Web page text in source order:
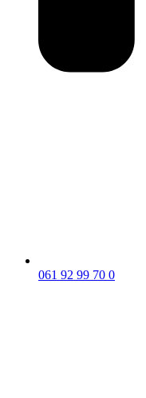
061 92 99 70 0